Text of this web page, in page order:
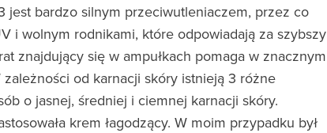
bardzo silnym przeciwutleniaczem, przez co
i wolnym rodnikami, które odpowiadają za szybszy
znajdujący się w ampułkach pomaga w znacznym
od karnacji skóry istnieją 3 różne
o jasnej, średniej i ciemnej karnacji skóry.
krem łagodzący. W moim przypadku był